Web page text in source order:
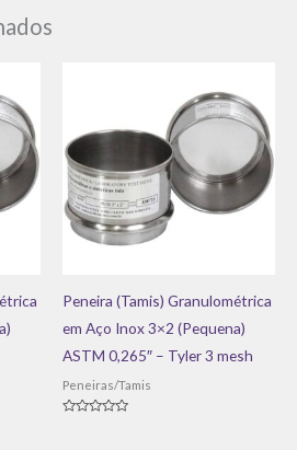
Peneira (Tamis) Granulométrica
em Aço Inox 3×2 (Pequena)
ASTM 0,265″ – Tyler 3 mesh
Peneiras/Tamis